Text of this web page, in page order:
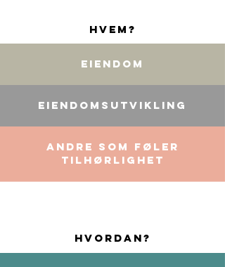
Hvem?
Eiendom
Eiendomsutvikling
Andre som føler
tilhørlighet
hvordan?